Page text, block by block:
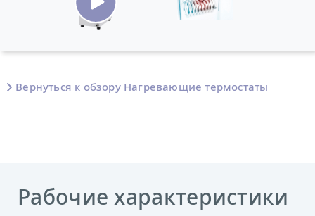
Вернуться к обзору Нагревающие термостаты
Рабочие характеристики